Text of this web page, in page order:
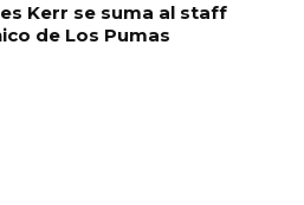
Kerr se suma al staff
de Los Pumas